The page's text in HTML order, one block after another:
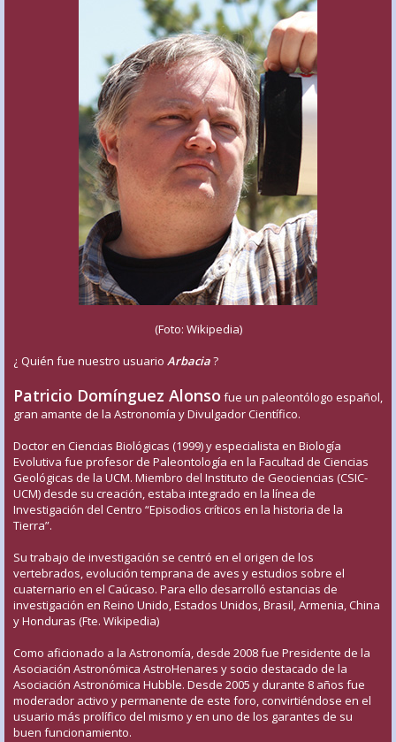
(Foto: Wikipedia)
¿ Quién fue nuestro usuario Arbacia?
Patricio Domínguez Alonso fue un paleontólogo español,
gran amante de la Astronomía y Divulgador Científico.
Doctor en Ciencias Biológicas (1999) y especialista en Biología
Evolutiva fue profesor de Paleontología en la Facultad de Ciencias
Geológicas de la UCM. Miembro del Instituto de Geociencias (CSIC-
UCM) desde su creación, estaba integrado en la línea de
Investigación del Centro “Episodios críticos en la historia de la
Tierra”.
Su trabajo de investigación se centró en el origen de los
vertebrados, evolución temprana de aves y estudios sobre el
cuaternario en el Caúcaso. Para ello desarrolló estancias de
investigación en Reino Unido, Estados Unidos, Brasil, Armenia, China
y Honduras (Fte. Wikipedia)
Como aficionado a la Astronomía, desde 2008 fue Presidente de la
Asociación Astronómica AstroHenares y socio destacado de la
Asociación Astronómica Hubble. Desde 2005 y durante 8 años fue
moderador activo y permanente de este foro, convirtiéndose en el
usuario más prolífico del mismo y en uno de los garantes de su
buen funcionamiento.